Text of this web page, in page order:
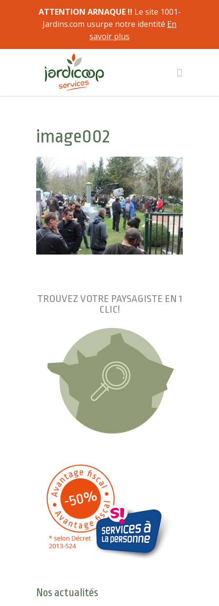
ATTENTION ARNAQUE !! Le site 1001-
Jardins.com usurpe notre identité En
savoir plus
image002
TROUVEZ VOTRE PAYSAGISTE EN 1
CLIC!
Nos actualités